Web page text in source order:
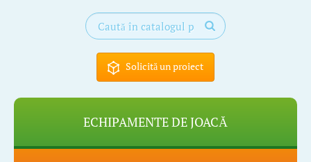
Solicită un proiect
ECHIPAMENTE DE JOACĂ